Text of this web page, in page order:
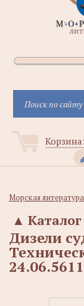
Корзина:
Морская литература
Каталог
▲
Дизели